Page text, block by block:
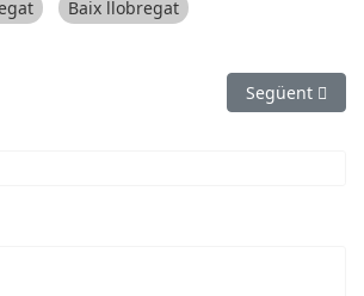
Baix llobregat
projecta el futur ús de l’antiga
Article
Següent